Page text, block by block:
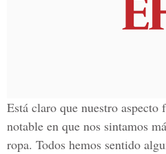
Está claro que nuestro
notable en que nos sintamos
ropa. Todos hemos sentido